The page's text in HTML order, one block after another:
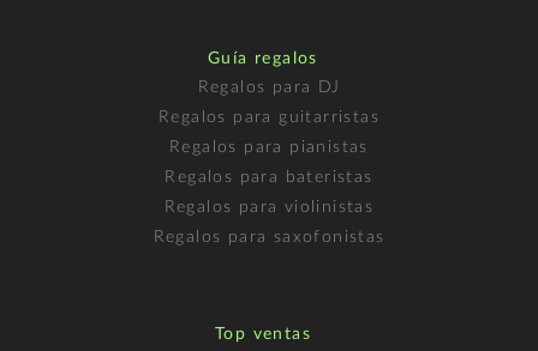
Guía regalos
Regalos para DJ
Regalos para guitarristas
Regalos para pianistas
Regalos para bateristas
Regalos para violinistas
Regalos para saxofonistas
Top ventas